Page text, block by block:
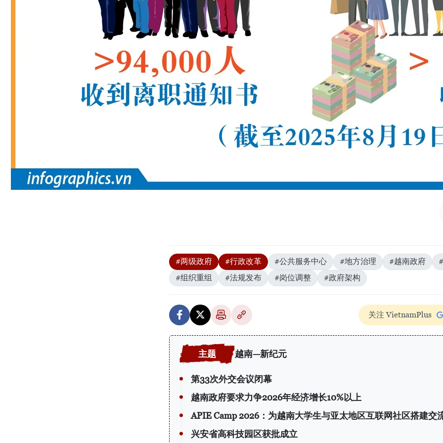
#两级政府 #行政改革 #公共服务中心 #地方治理 #越南政府
#组织重组
#法规发布 #岗位调整 #政府架构
关注 VietnamPlus
越南—新纪元
第33次外交会议闭幕
越南政府要求力争2026年经济增长10%以上
APIE Camp 2026：为越南大学生与亚太地区互联网社区搭建交
兴安省高科技园区获批成立